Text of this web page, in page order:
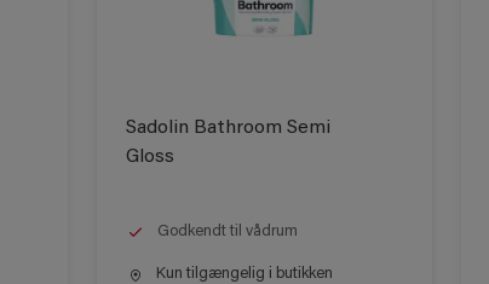
Sadolin Bathroom Semi
Gloss
Godkendt til vådrum
Kun tilgængelig i butikken